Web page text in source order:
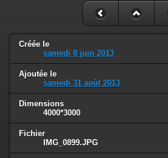
Créée le
samedi 8 juin 2013
Ajoutée le
samedi 31 août 2013
Dimensions
4000*3000
Fichier
IMG_0899.JPG